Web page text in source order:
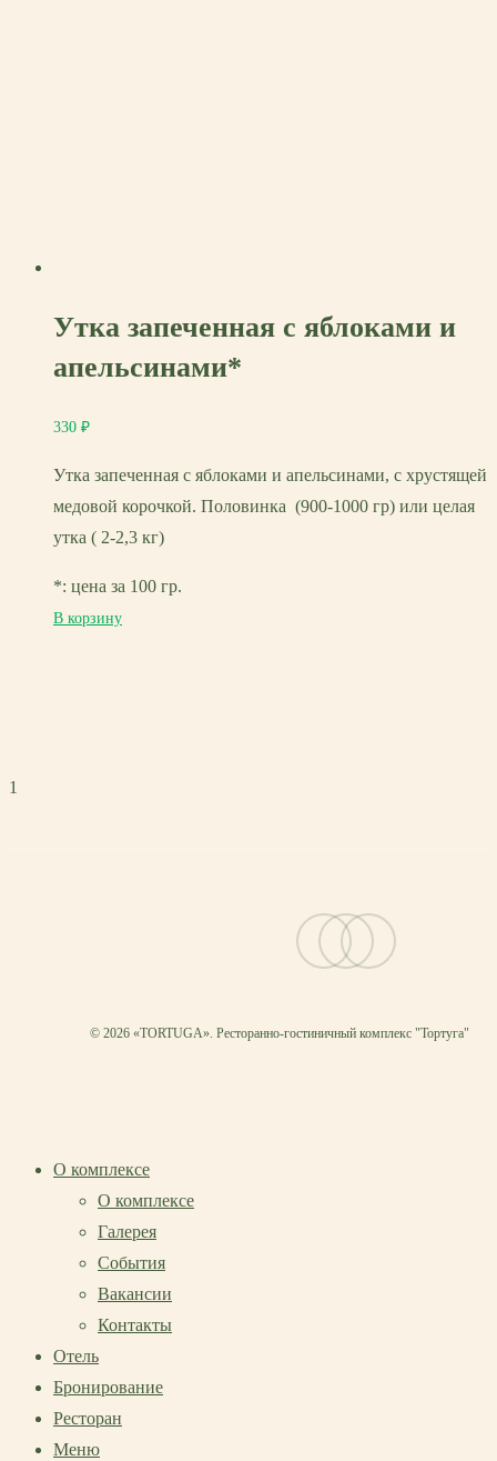
Утка запеченная с яблоками и
апельсинами*
330 ₽
Утка запеченная с яблоками и апельсинами, с хрустящей
медовой корочкой. Половинка (900-1000 гр) или целая
утка ( 2-2,3 кг)
*: цена за 100 гр.
В корзину
1
vk telegram
email
© 2026 «TORTUGA». Ресторанно-гостиничный комплекс "Тортуга"
О комплексе
О комплексе
Галерея
События
Вакансии
Контакты
Отель
Бронирование
Ресторан
Меню